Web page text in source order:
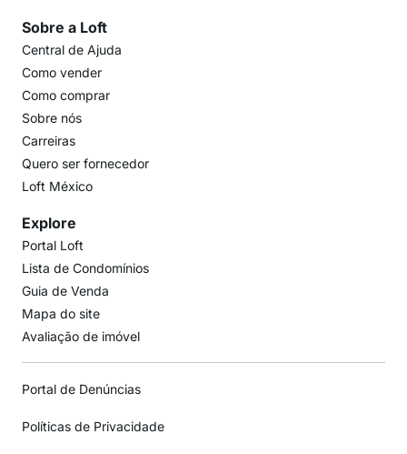
Sobre a Loft
Central de Ajuda
Como vender
Como comprar
Sobre nós
Carreiras
Quero ser fornecedor
Loft México
Explore
Portal Loft
Lista de Condomínios
Guia de Venda
Mapa do site
Avaliação de imóvel
Portal de Denúncias
Políticas de Privacidade